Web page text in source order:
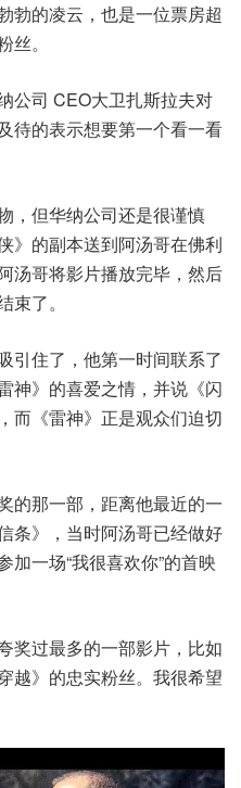
勃的凌云，也是一位票房超
丝。
公司 CEO大卫扎斯拉夫对
待的表示想要第一个看一看
，但华纳公司还是很谨慎
》的副本送到阿汤哥在佛利
汤哥将影片播放完毕，然后
了。
引住了，他第一时间联系了
神》的喜爱之情，并说《闪
而《雷神》正是观众们迫切
的那一部，距离他最近的一
条》，当时阿汤哥已经做好
加一场“我很喜欢你”的首映
奖过最多的一部影片，比如
越》的忠实粉丝。我很希望